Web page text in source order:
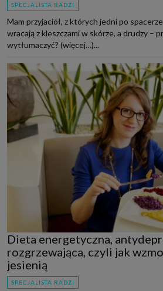
SPECJALISTA RADZI
Mam przyjaciół, z których jedni po
wracają z kleszczami w skórze, a drudzy –
wytłumaczyć? (więcej…)...
Dieta energetyczna,
rozgrzewająca, czyli jak
jesienią
SPECJALISTA RADZI